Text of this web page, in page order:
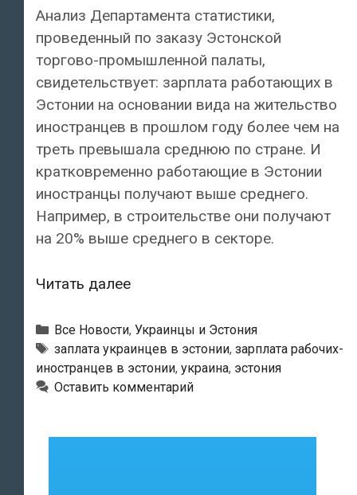
Анализ Департамента статистики,
проведенный по заказу Эстонской
торгово-промышленной палаты,
свидетельствует: зарплата работающих в
Эстонии на основании вида на жительство
иностранцев в прошлом году более чем на
треть превышала среднюю по стране. И
кратковременно работающие в Эстонии
иностранцы получают выше среднего.
Например, в строительстве они получают
на 20% выше среднего в секторе.
Читать далееРабочие-
получают
больше
жителей
Эстонии
Рубрики
Все Новости, Украинцы и Эстония
Метки
заплата украинцев в эстонии, зарплата рабочих-
иностранцев в эстонии, украина, эстония
Оставить комментарий